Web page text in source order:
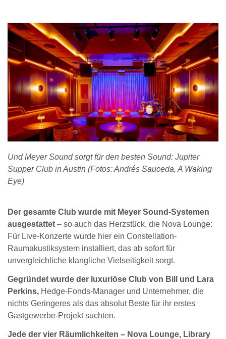
Und Meyer Sound sorgt für den besten Sound: Jupiter
Supper Club in Austin (Fotos: Andrés Sauceda, A Waking
Eye)
Der gesamte Club wurde mit Meyer Sound-Systemen
ausgestattet – so auch das Herzstück, die Nova Lounge:
Für Live-Konzerte wurde hier ein Constellation-
Raumakustiksystem installiert, das ab sofort für
unvergleichliche klangliche Vielseitigkeit sorgt.
Gegründet wurde der luxuriöse Club von Bill und Lara
Perkins, Hedge-Fonds-Manager und Unternehmer, die
nichts Geringeres als das absolut Beste für ihr erstes
Gastgewerbe-Projekt suchten.
Jede der vier Räumlichkeiten – Nova Lounge, Library